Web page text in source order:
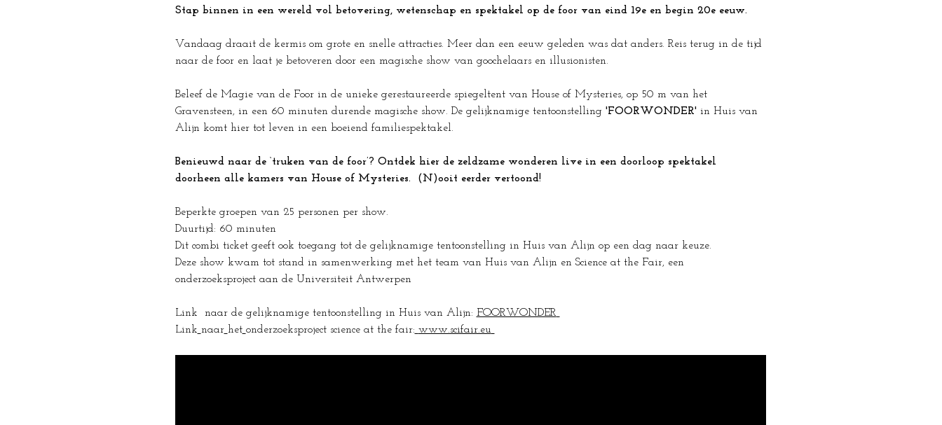
Stap binnen in een wereld vol betovering, wetenschap en spektakel op de foor van eind 19e en begin 20e eeuw.
Vandaag draait de kermis om grote en snelle attracties. Meer dan een eeuw geleden was dat anders. Reis terug in de tijd
naar de foor en laat je betoveren door een magische show van goochelaars en illusionisten.
Beleef de Magie van de Foor in de unieke gerestaureerde spiegeltent van House of Mysteries, op 50 m van het
Gravensteen, in een 60 minuten durende magische show. De gelijknamige tentoonstelling 'FOORWONDER' in Huis van
Alijn komt hier tot leven in een boeiend familiespektakel.
Benieuwd naar de ‘truken van de foor’? Ontdek hier de zeldzame wonderen live in een doorloop spektakel
doorheen alle kamers van House of Mysteries.  (N)ooit eerder vertoond!
Beperkte groepen van 25 personen per show.
Duurtijd: 60 minuten
Dit combi ticket geeft ook toegang tot de gelijknamige tentoonstelling in Huis van Alijn op een dag naar keuze.
Deze show kwam tot stand in samenwerking met het team van Huis van Alijn en Science at the Fair, een
onderzoeksproject aan de Universiteit Antwerpen
Link  naar de gelijknamige tentoonstelling in Huis van Alijn: FOORWONDER
Link naar het onderzoeksproject science at the fair: www.scifair.eu